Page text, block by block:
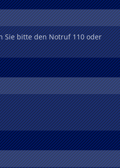
Sie bitte den Notruf 110 oder